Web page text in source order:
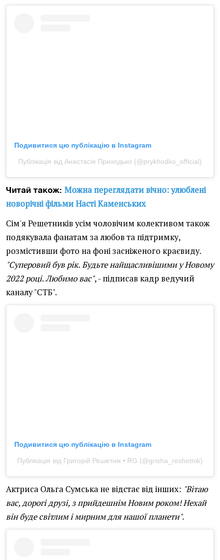
Подивитися цю публікацію в Instagram
Публікація від Анастасія Приходько (@prykhodko_official)
Читай також: Можна переглядати вічно: улюблені
новорічні фільми Насті Каменських
Сім'я Решетників усім чоловічим колективом також
подякувала фанатам за любов та підтримку,
розмістивши фото на фоні засніженого краєвиду.
"Суперовий був рік. Будьте найщасливішими у Новому
2022 році. Любимо вас", - підписав кадр ведучий
каналу "СТБ".
Подивитися цю публікацію в Instagram
Публікація від Григорій Решетнік • RG (@grisha_reshetnik)
Актриса Ольга Сумська не відстає від інших: "Вітаю
вас, дорогі друзі, з прийдешнім Новим роком! Нехай
він буде світлим і мирним для нашої планети".